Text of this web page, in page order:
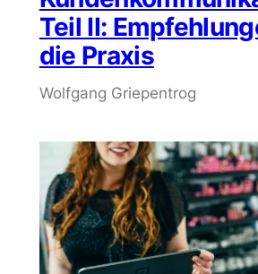
Teil II:
die Praxis
Wolfgang Griepentrog